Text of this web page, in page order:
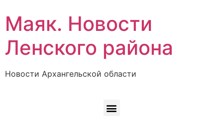
Маяк. Новости
Ленского района
Новости Архангельской области